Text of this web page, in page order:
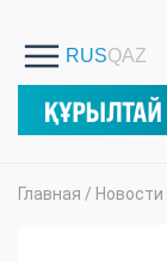
Главная / Новости